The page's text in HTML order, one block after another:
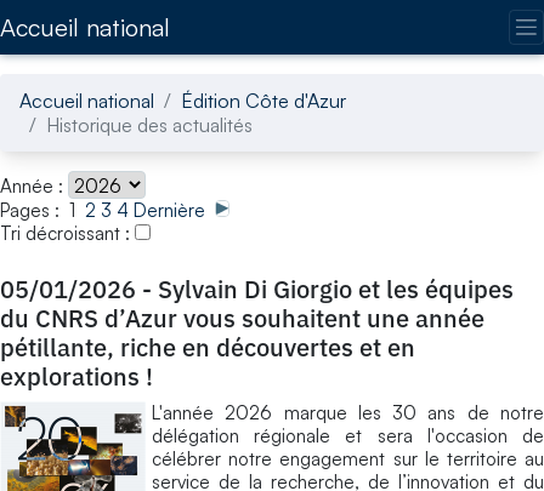
Accueil national
Accueil national
Édition Côte d'Azur
Historique des actualités
Année :
Pages : 1 2 3 4 Dernière
Tri décroissant :
05/01/2026 - Sylvain Di Giorgio et les équipes
du CNRS d’Azur vous souhaitent une année
pétillante, riche en découvertes et en
explorations !
L'année 2026 marque les 30 ans de notre
délégation régionale et sera l'occasion de
célébrer notre engagement sur le territoire au
service de la recherche, de l’innovation et du